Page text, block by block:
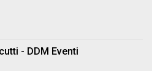
- DDM Eventi